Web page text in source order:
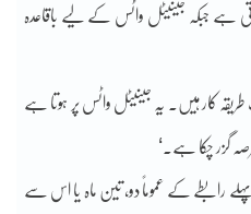
ہے جبکہ جینیٹل واٹس کے لیے باقاعدہ
کار ہیں۔ یہ جینیٹل واٹس پر ہوتا ہے
گزر چکا ہے۔‘
رابطے کے عموماً دو، تین ماہ یا اس سے